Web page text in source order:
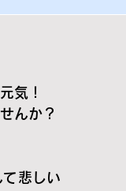
気！
んか？
悲しい